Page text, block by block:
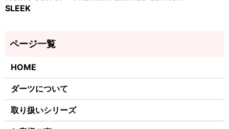
SLEEK
HOME
ダーツについて
取り扱いシリーズ